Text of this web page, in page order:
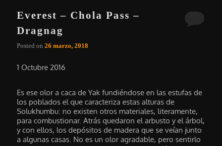
Everest – Chola Pass –
Dragnag
Posted on26 marzo, 2018
1 Octubre 2016
Es ese olor a caca de Yak fundiéndose en las estufas de
los poblados el que caracteriza estas alturas de
Solukhumbu: no existen otros materiales, literamente,
para combustionar. Atrás quedaron el arbusto y el árbol,
y con ellos, los depósitos de madera que se veían junto
a algunas casas. No es un olor agradable, pero sentirlo